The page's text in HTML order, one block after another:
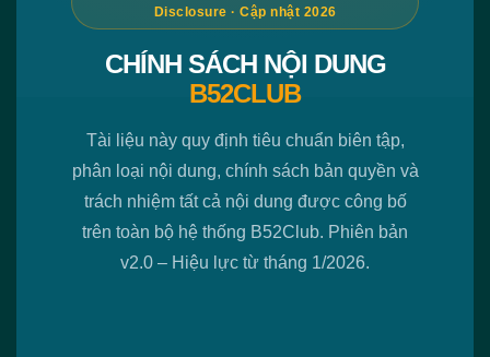
Disclosure · Cập nhật 2026
CHÍNH SÁCH NỘI DUNG
B52CLUB
Tài liệu này quy định tiêu chuẩn biên tập,
phân loại nội dung, chính sách bản quyền và
trách nhiệm tất cả nội dung được công bố
trên toàn bộ hệ thống B52Club. Phiên bản
v2.0 – Hiệu lực từ tháng 1/2026.